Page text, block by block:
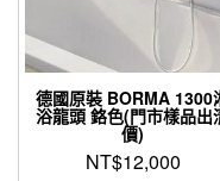
德國原裝 BORMA 1300
浴龍頭 鉻色(門市樣品出
價)
NT$12,000